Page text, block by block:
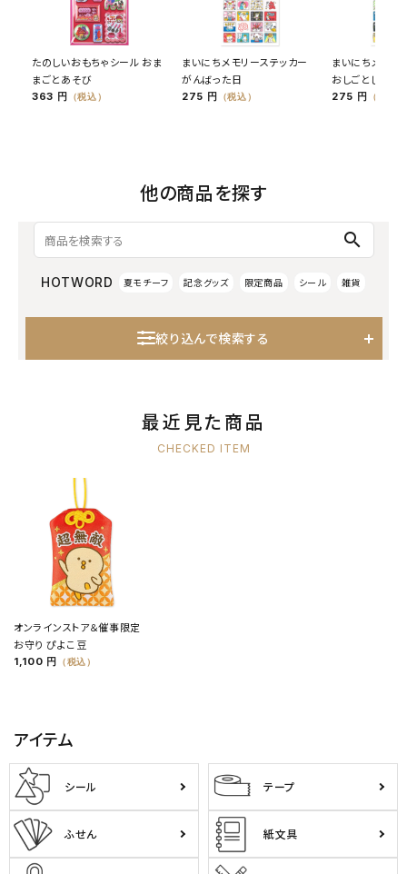
たのしいおもちゃシール おま
まごとあそび
363 円 （税込）
まいにちメモリーステッカー
がんばった日
275 円 （税込）
まいにちメモリ
おしごとした日
275 円 （税込）
他の商品を探す
search
HOTWORD 夏モチーフ 記念グッズ 限定商品 シール 雑貨
絞り込んで検索する
最近見た商品
CHECKED ITEM
オンラインストア＆催事限定
お守り ぴよこ豆
1,100 円 （税込）
アイテム
シール テープ
ふせん 紙文具